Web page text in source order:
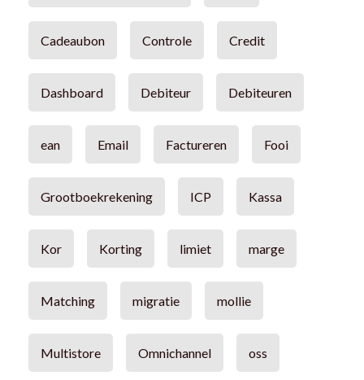
Cadeaubon Controle Credit
Dashboard Debiteur Debiteuren
ean Email Factureren Fooi
Grootboekrekening ICP Kassa
Kor Korting limiet marge
Matching migratie mollie
Multistore Omnichannel oss